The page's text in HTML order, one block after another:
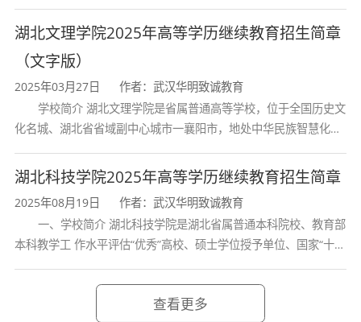
护和相关工程技术管理等工作的高素质应用型人
才。
毕业生具备较好的科学素养、敬业精神和社会
责任感，具有扎实的基础理论、专业知识及基本
技能，具有较强的自学能力和工程实践能力，具
有在专业领域跟踪新理论、新知识、新技术的能
力，能够服务国家科技发展需要。
具体而言，毕业生应具备以下核心素养：
专业理论素养：系统掌握电子信息工程领域的
基础理论和专业知识，包括电路理论、信号处
首轮“双一流”成效
湖北文理学院2025年高等学历继续教育招生简章
（文字版）
2025年03月27日
作者：武汉华明致诚教育
学校简介 湖北文理学院是省属普通高等学校，位于全国历史文
化名城、湖北省省域副中心城市一襄阳市，地处中华民族智慧化身
学校、全国普通
湖北科技学院2025年高等学历继续教育招生简章
2025年08月19日
作者：武汉华明致诚教育
一、学校简介 湖北科技学院是湖北省属普通本科院校、教育部
本科教学工 作水平评估“优秀”高校、硕士学位授予单位、国家“十三
查看更多